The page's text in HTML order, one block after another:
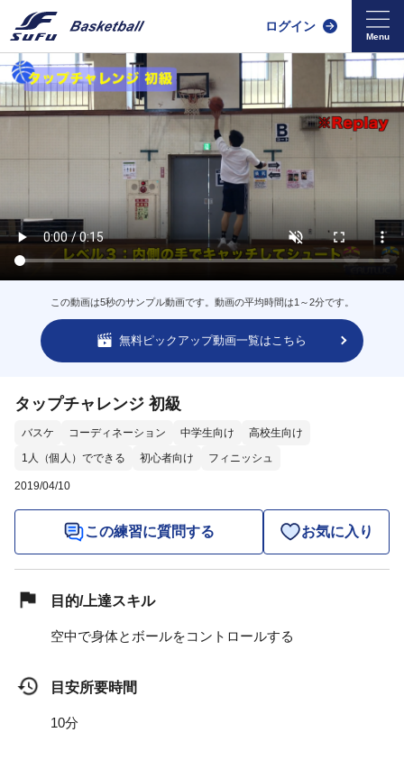
ログイン
この動画は5秒のサンプル動画です。動画の平均時間は1～2分です。
無料ピックアップ動画一覧はこちら
タップチャレンジ 初級
バスケ コーディネーション 中学生向け
高校生向け
1人（個人）でできる
初心者向け フィニッシュ
2019/04/10
この練習に質問する お気に入り
目的/上達スキル
空中で身体とボールをコントロールする
目安所要時間
10分